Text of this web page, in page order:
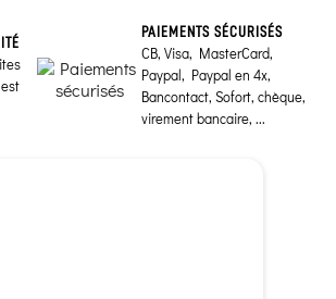
PAIEMENTS SÉCURISÉS
CB, Visa, MasterCard,
Paypal, Paypal en 4x,
Bancontact, Sofort, chèque,
virement bancaire, ...